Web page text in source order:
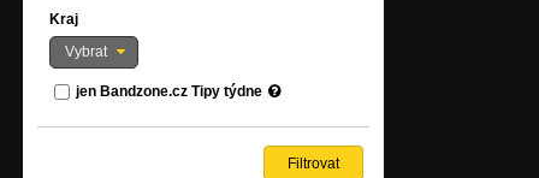
Kraj
Vybrat
jen Bandzone.cz Tipy týdne